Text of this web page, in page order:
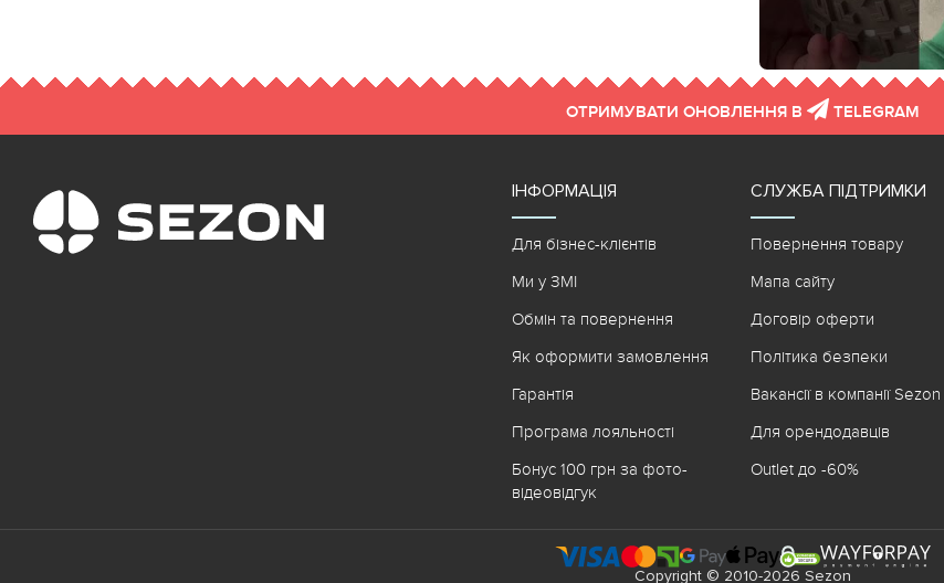
ОТРИМУВАТИ ОНОВЛЕННЯ В TELEGRAM
ІНФОРМАЦІЯ
Для бізнес-клієнтів
Ми у ЗМІ
Обмін та повернення
Як оформити замовлення
Гарантія
Програма лояльності
Бонус 100 грн за фото-
відеовідгук
СЛУЖБА ПІДТРИМКИ
Повернення товару
Мапа сайту
Договір оферти
Політика безпеки
Вакансії в компанії Sezon
Для орендодавців
Outlet до -60%
Copyright © 2010-2026 Sezon